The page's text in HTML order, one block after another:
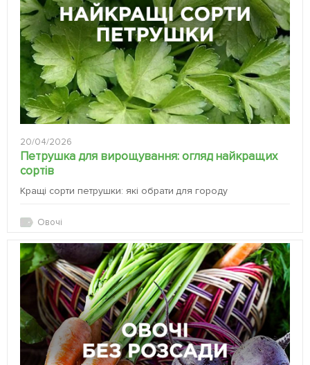
20/04/2026
Петрушка для вирощування: огляд найкращих
сортів
Кращі сорти петрушки: які обрати для городу
Овочі